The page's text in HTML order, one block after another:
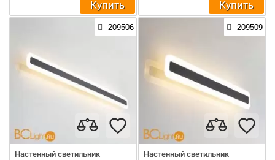
Купить Купить
209506
Настенный светильник
209509
Настенный светильник